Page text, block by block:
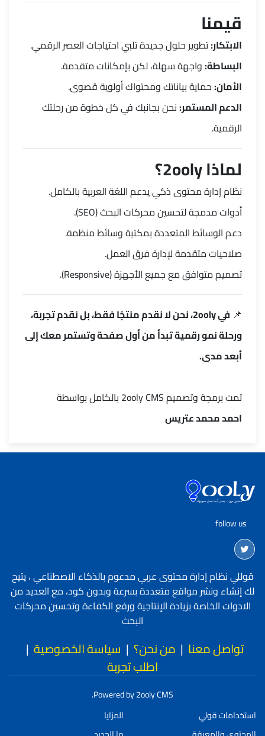
قيمنا
الابتكار:تطوير حلول جديدة تلبي احتياجات العصر الرقمي.
البساطة:واجهة سهلة، لكن بإمكانات متقدمة.
الأمان:حماية بياناتك ومحتواك أولوية قصوى.
الدعم المستمر:نحن بجانبك في كل خطوة من رحلتك
الرقمية.
لماذا 2ooly؟
نظام إدارة محتوى ذكي يدعم اللغة العربية بالكامل.
أدوات مدمجة لتحسين محركات البحث (SEO).
دعم الوسائط المتعددة بمكتبة وسائط منظمة.
صلاحيات متقدمة لإدارة فرق العمل.
تصميم متوافق مع جميع الأجهزة (Responsive).
📌
في 2ooly، نحن لا نقدم منتجًا فقط، بل نقدم تجربة،
ورحلة نمو رقمية تبدأ من أول صفحة وتستمر معك إلى
أبعد مدى.
تمت برمجة وتصميم 2ooly CMS بالكامل بواسطة
احمد محمد عتريس
follow us
قوللي نظام إدارة محتوى عربي مدعوم بالذكاء الاصطناعي ، يتيح
لك إنشاء ونشر مواقع متعددة بسرعة وبدون كود، مع العديد من
الادوات الخاصة بزيادة الإنتاجية ورفع الكفاءة وتحسين محركات
البحث
تواصل معنا | من نحن؟ | سياسة الخصوصية |
اطلب تجربة
Powered by 2ooly CMS.
استخدامات قولي
المزايا